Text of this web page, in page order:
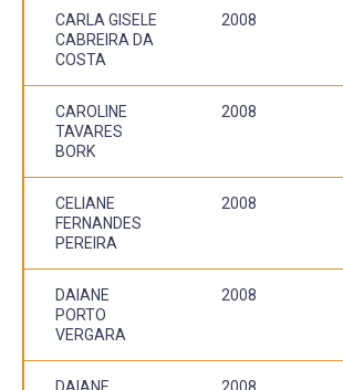
CARLA GISELE
CABREIRA DA
COSTA
2008
CAROLINE
TAVARES
BORK
2008
CELIANE
FERNANDES
PEREIRA
2008
DAIANE
PORTO
VERGARA
2008
DAIANE
2008